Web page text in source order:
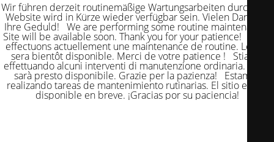
Wir führen derzeit routinemäßige Wartungsarbeiten durch. Die
Website wird in Kürze wieder verfügbar sein. Vielen Dank für
Ihre Geduld! We are performing some routine maintenance.
Site will be available soon. Thank you for your patience! Nous
effectuons actuellement une maintenance de routine. Le site
sera bientôt disponible. Merci de votre patience ! Stiamo
effettuando alcuni interventi di manutenzione ordinaria. Il sito
sarà presto disponibile. Grazie per la pazienza! Estamos
realizando tareas de mantenimiento rutinarias. El sitio estará
disponible en breve. ¡Gracias por su paciencia!